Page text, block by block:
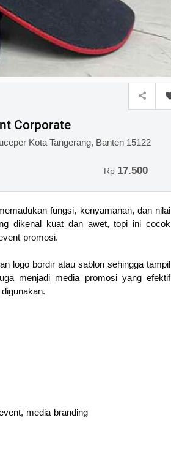
Corporate
Kota Tangerang, Banten 15122
Rp 17.500
fungsi, kenyamanan, dan nilai
dikenal kuat dan awet, topi ini cocok
promosi.
logo bordir atau sablon sehingga tampil
menjadi media promosi yang efektif
media branding